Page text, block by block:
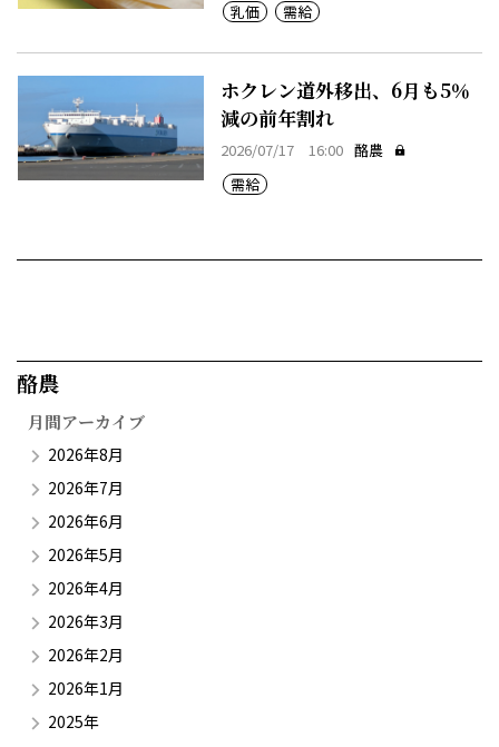
乳価
需給
ホクレン道外移出、6月も5％
減の前年割れ
2026/07/17 16:00 酪農
需給
酪農​
月間アーカイブ
2026年8月
2026年7月
2026年6月
2026年5月
2026年4月
2026年3月
2026年2月
2026年1月
2025年